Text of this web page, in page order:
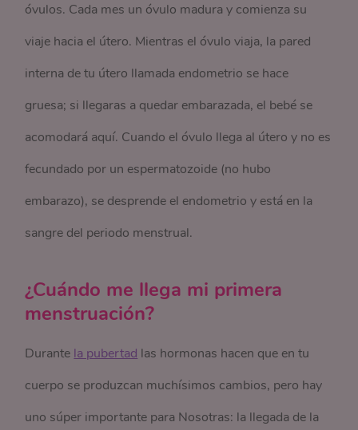
óvulos. Cada mes un óvulo madura y comienza su
viaje hacia el útero. Mientras el óvulo viaja, la pared
interna de tu útero llamada endometrio se hace
gruesa; si llegaras a quedar embarazada, el bebé se
acomodará aquí. Cuando el óvulo llega al útero y no es
fecundado por un espermatozoide (no hubo
embarazo), se desprende el endometrio y está en la
sangre del periodo menstrual.
¿Cuándo me llega mi primera
menstruación?
Durante la pubertad las hormonas hacen que en tu
cuerpo se produzcan muchísimos cambios, pero hay
uno súper importante para Nosotras: la llegada de la